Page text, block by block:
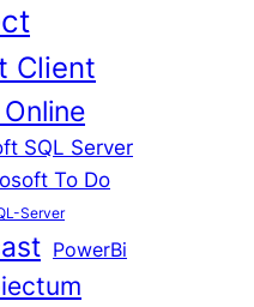
Client
SQL Server
To Do
Server
PowerBi